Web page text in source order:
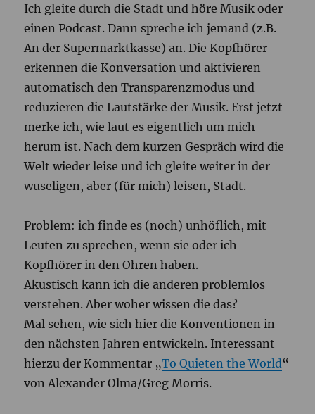
Ich gleite durch die Stadt und höre Musik oder
einen Podcast. Dann spreche ich jemand (z.B.
An der Supermarktkasse) an. Die Kopfhörer
erkennen die Konversation und aktivieren
automatisch den Transparenzmodus und
reduzieren die Lautstärke der Musik. Erst jetzt
merke ich, wie laut es eigentlich um mich
herum ist. Nach dem kurzen Gespräch wird die
Welt wieder leise und ich gleite weiter in der
wuseligen, aber (für mich) leisen, Stadt.
Problem: ich finde es (noch) unhöflich, mit
Leuten zu sprechen, wenn sie oder ich
Kopfhörer in den Ohren haben.
Akustisch kann ich die anderen problemlos
verstehen. Aber woher wissen die das?
Mal sehen, wie sich hier die Konventionen in
den nächsten Jahren entwickeln. Interessant
hierzu der Kommentar „To Quieten the World“
von Alexander Olma/Greg Morris.